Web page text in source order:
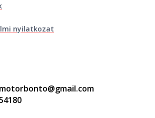
nyilatkozat